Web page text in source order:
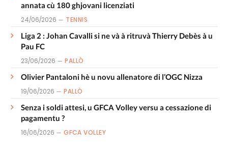
annata cù 180 ghjovani licenziati
24/06/2026 TENNIS
Liga 2 : Johan Cavalli si ne và à ritruvà Thierry Debès à u
Pau FC
23/06/2026 PALLÒ
Olivier Pantaloni hè u novu allenatore di l’OGC Nizza
19/06/2026 PALLÒ
Senza i soldi attesi, u GFCA Volley versu a cessazione di
pagamentu ?
16/06/2026 GFCA VOLLEY